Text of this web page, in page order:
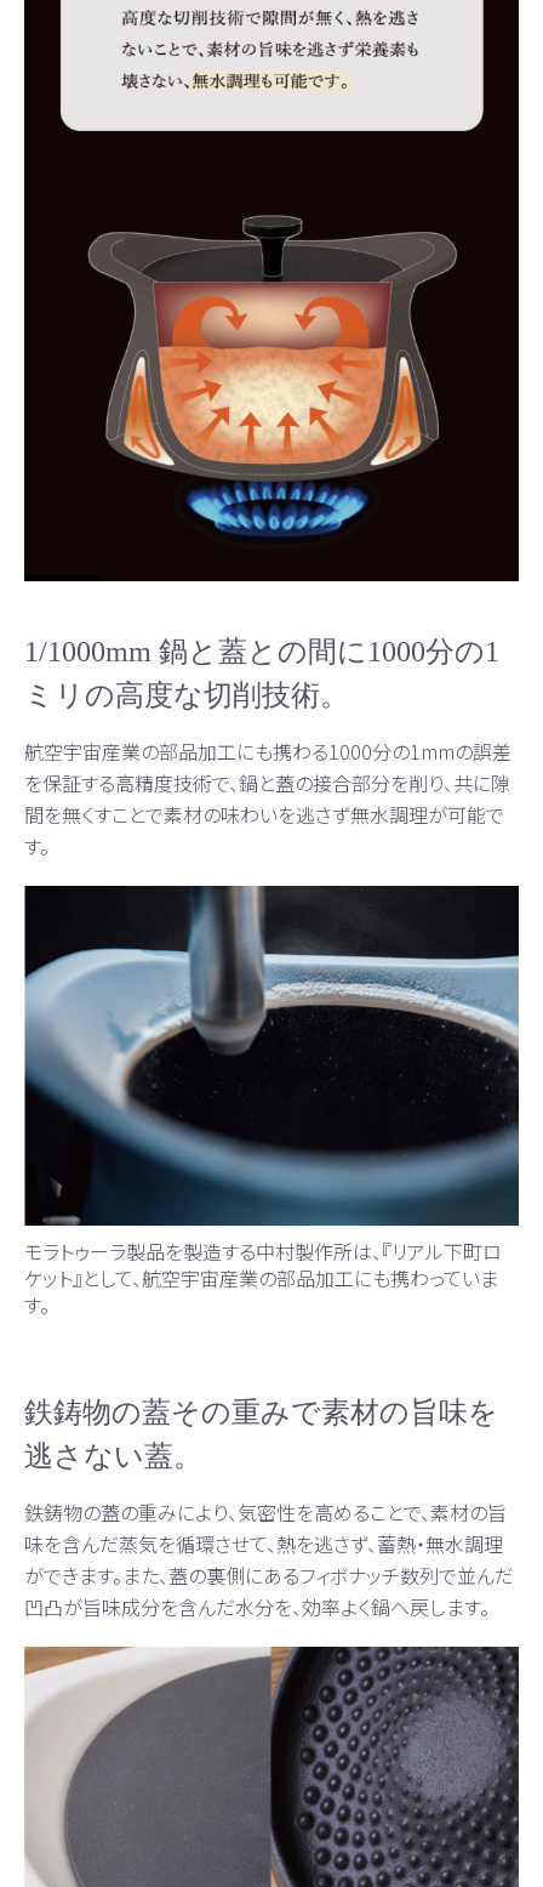
1/1000mm 鍋と蓋との間に1000分の1
ミリの高度な切削技術。
航空宇宙産業の部品加工にも携わる1000分の1mmの誤差
を保証する高精度技術で、鍋と蓋の接合部分を削り、共に隙
間を無くすことで素材の味わいを逃さず無水調理が可能で
す。
モラトゥーラ製品を製造する中村製作所は、『リアル下町ロ
ケット』として、航空宇宙産業の部品加工にも携わっていま
す。
鉄鋳物の蓋その重みで素材の旨味を
逃さない蓋。
鉄鋳物の蓋の重みにより、気密性を高めることで、素材の旨
味を含んだ蒸気を循環させて、熱を逃さず、蓄熱・無水調理
ができます。また、蓋の裏側にあるフィボナッチ数列で並んだ
凹凸が旨味成分を含んだ水分を、効率よく鍋へ戻します。